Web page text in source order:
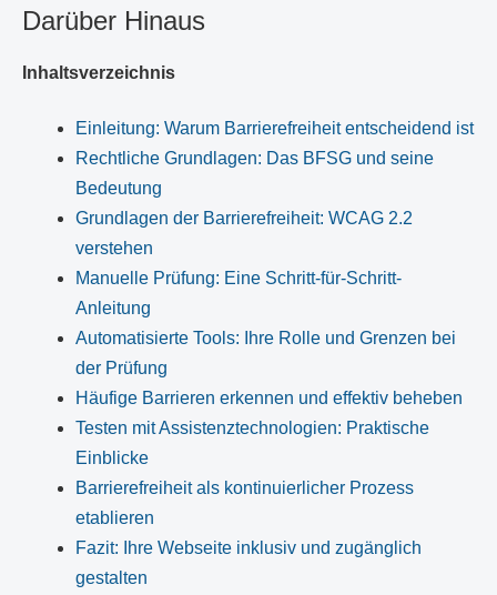
Darüber Hinaus
Inhaltsverzeichnis
Einleitung: Warum Barrierefreiheit entscheidend ist
Rechtliche Grundlagen: Das BFSG und seine
Bedeutung
Grundlagen der Barrierefreiheit: WCAG 2.2
verstehen
Manuelle Prüfung: Eine Schritt-für-Schritt-
Anleitung
Automatisierte Tools: Ihre Rolle und Grenzen bei
der Prüfung
Häufige Barrieren erkennen und effektiv beheben
Testen mit Assistenztechnologien: Praktische
Einblicke
Barrierefreiheit als kontinuierlicher Prozess
etablieren
Fazit: Ihre Webseite inklusiv und zugänglich
gestalten